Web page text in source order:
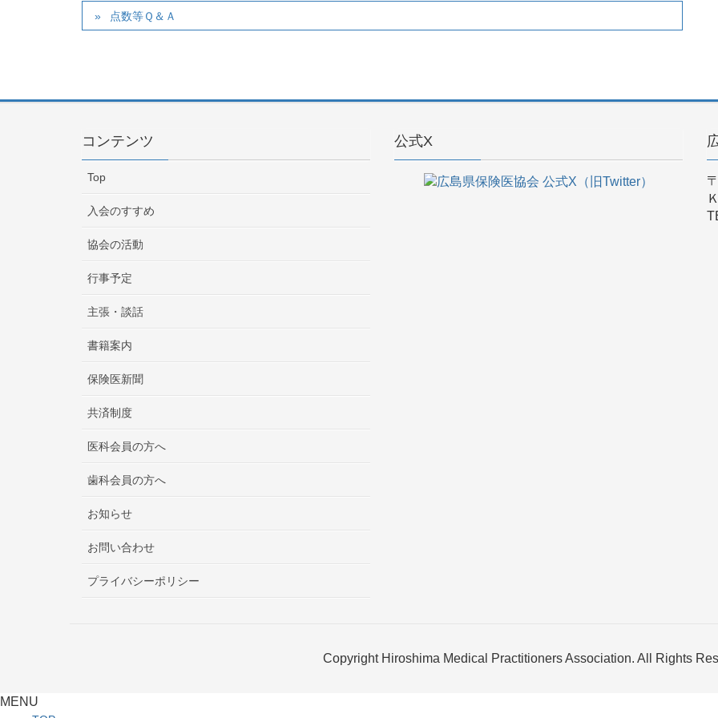
点数等Ｑ＆Ａ
コンテンツ
Top
入会のすすめ
協会の活動
行事予定
主張・談話
書籍案内
保険医新聞
共済制度
医科会員の方へ
歯科会員の方へ
お知らせ
お問い合わせ
プライバシーポリシー
公式X
Copyright Hiroshima Medical Practitioners Association. All Rights
MENU